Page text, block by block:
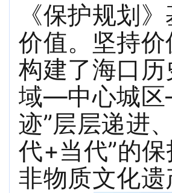
《保护规划
价值。坚持
构建了海口
域—中心城
迹”层层递进
代+当代”的
非物质文化遗